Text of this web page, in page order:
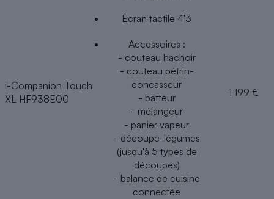
i-Companion Touch
XL HF938E00
Écran tactile 4'3
Accessoires :
- couteau hachoir
- couteau pétrin-
concasseur
- batteur
- mélangeur
- panier vapeur
- découpe-légumes
(jusqu'à 5 types de
découpes)
- balance de cuisine
connectée
1 199 €